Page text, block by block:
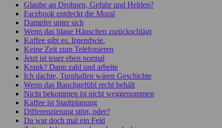
Glaube an Drohnen, Gefahr und Helden?
Facebook entdeckt die Moral
Dampfer unter sich
Wenn das blaue Häuschen zurückschlägt
Kaffee gibt es. Irgendwie.
Keine Zeit zum Telefonieren
Jetzt ist teuer eben normal
Krank? Dann zahl und arbeite
Ich dachte, Turnhallen wären Geschichte
Wenn das Bauchgefühl recht behält
Nicht bekommen ist nicht weggenommen
Kaffee ist Stadtplanung
Differenzierung stört, oder?
Da war doch mal ein Feld